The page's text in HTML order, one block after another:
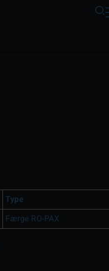
Type
Færge RO-PAX